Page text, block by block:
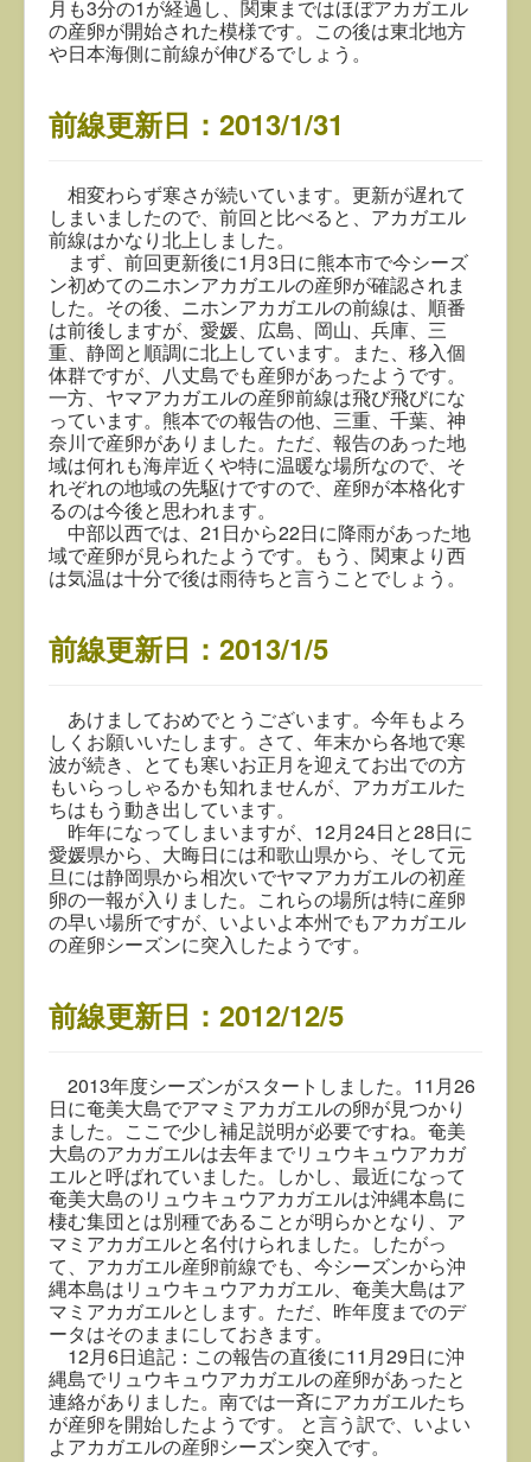
月も3分の1が経過し、関東まではほぼアカガエル
の産卵が開始された模様です。この後は東北地方
や日本海側に前線が伸びるでしょう。
前線更新日：2013/1/31
相変わらず寒さが続いています。更新が遅れて
しまいましたので、前回と比べると、アカガエル
前線はかなり北上しました。
まず、前回更新後に1月3日に熊本市で今シーズ
ン初めてのニホンアカガエルの産卵が確認されま
した。その後、ニホンアカガエルの前線は、順番
は前後しますが、愛媛、広島、岡山、兵庫、三
重、静岡と順調に北上しています。また、移入個
体群ですが、八丈島でも産卵があったようです。
一方、ヤマアカガエルの産卵前線は飛び飛びにな
っています。熊本での報告の他、三重、千葉、神
奈川で産卵がありました。ただ、報告のあった地
域は何れも海岸近くや特に温暖な場所なので、そ
れぞれの地域の先駆けですので、産卵が本格化す
るのは今後と思われます。
中部以西では、21日から22日に降雨があった地
域で産卵が見られたようです。もう、関東より西
は気温は十分で後は雨待ちと言うことでしょう。
前線更新日：2013/1/5
あけましておめでとうございます。今年もよろ
しくお願いいたします。さて、年末から各地で寒
波が続き、とても寒いお正月を迎えてお出での方
もいらっしゃるかも知れませんが、アカガエルた
ちはもう動き出しています。
昨年になってしまいますが、12月24日と28日に
愛媛県から、大晦日には和歌山県から、そして元
旦には静岡県から相次いでヤマアカガエルの初産
卵の一報が入りました。これらの場所は特に産卵
の早い場所ですが、いよいよ本州でもアカガエル
の産卵シーズンに突入したようです。
前線更新日：2012/12/5
2013年度シーズンがスタートしました。11月26
日に奄美大島でアマミアカガエルの卵が見つかり
ました。ここで少し補足説明が必要ですね。奄美
大島のアカガエルは去年までリュウキュウアカガ
エルと呼ばれていました。しかし、最近になって
奄美大島のリュウキュウアカガエルは沖縄本島に
棲む集団とは別種であることが明らかとなり、ア
マミアカガエルと名付けられました。したがっ
て、アカガエル産卵前線でも、今シーズンから沖
縄本島はリュウキュウアカガエル、奄美大島はア
マミアカガエルとします。ただ、昨年度までのデ
ータはそのままにしておきます。
12月6日追記：この報告の直後に11月29日に沖
縄島でリュウキュウアカガエルの産卵があったと
連絡がありました。南では一斉にアカガエルたち
が産卵を開始したようです。 と言う訳で、いよい
よアカガエルの産卵シーズン突入です。